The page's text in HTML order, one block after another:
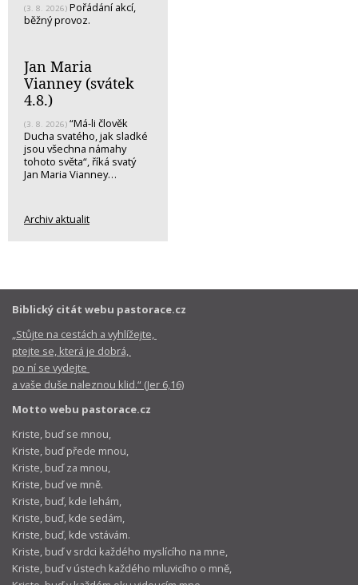
(3. 8. 2026) Pořádání akcí,
běžný provoz.
Jan Maria
Vianney (svátek
4.8.)
(3. 8. 2026) “Má-li člověk
Ducha svatého, jak sladké
jsou všechna námahy
tohoto světa“, říká svatý
Jan Maria Vianney…
Archiv aktualit
Biblický citát webu pastorace.cz
„Stůjte na cestách a vyhlížejte,
ptejte se, která je dobrá,
po ní se vydejte
a vaše duše naleznou klid.“ (Jer 6,16)
Motto webu pastorace.cz
Kriste, buď se mnou,
Kriste, buď přede mnou,
Kriste, buď za mnou,
Kriste, buď ve mně.
Kriste, buď, kde lehám,
Kriste, buď, kde sedám,
Kriste, buď, kde vstávám.
Kriste, buď v srdci každého myslícího na mne,
Kriste, buď v ústech každého mluvicího o mně,